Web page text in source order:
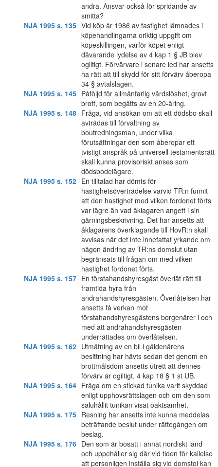
andra. Ansvar också för spridande av
smitta?
NJA 1995 s. 135 Vid köp år 1986 av fastighet lämnades i
köpehandlingarna oriktig uppgift om
köpeskillingen, varför köpet enligt
dåvarande lydelse av 4 kap 1 § JB blev
ogiltigt. Förvärvare i senare led har ansetts
ha rätt att till skydd för sitt förvärv åberopa
34 § avtalslagen.
NJA 1995 s. 145 Påföljd för allmänfarlig vårdslöshet, grovt
brott, som begåtts av en 20-åring.
NJA 1995 s. 148 Fråga, vid ansökan om att ett dödsbo skall
avträdas till förvaltning av
boutredningsman, under vilka
förutsättningar den som åberopar ett
tvistigt anspråk på universell testamentsrätt
skall kunna provisoriskt anses som
dödsbodelägare.
NJA 1995 s. 152 En tilltalad har dömts för
hastighetsöverträdelse varvid TR:n funnit
att den hastighet med vilken fordonet förts
var lägre än vad åklagaren angett i sin
gärningsbeskrivning. Det har ansetts att
åklagarens överklagande till HovR:n skall
avvisas när det inte innefattat yrkande om
någon ändring av TR:ns domslut utan
begränsats till frågan om med vilken
hastighet fordonet förts.
NJA 1995 s. 157 En förstahandshyresgäst överlät rätt till
framtida hyra från
andrahandshyresgästen. Överlåtelsen har
ansetts få verkan mot
förstahandshyresgästens borgenärer i och
med att andrahandshyresgästen
underrättades om överlåtelsen.
NJA 1995 s. 162 Utmätning av en bil i gäldenärens
besittning har hävts sedan det genom en
brottmålsdom ansetts utrett att dennes
förvärv är ogiltigt. 4 kap 18 § 1 st UB.
NJA 1995 s. 164 Fråga om en stickad tunika varit skyddad
enligt upphovsrättslagen och om den som
saluhållit tunikan visat oaktsamhet.
NJA 1995 s. 175 Resning har ansetts inte kunna meddelas
beträffande beslut under rättegången om
beslag.
NJA 1995 s. 176 Den som är bosatt i annat nordiskt land
och uppehåller sig där vid tiden för kallelse
att personligen inställa sig vid domstol kan